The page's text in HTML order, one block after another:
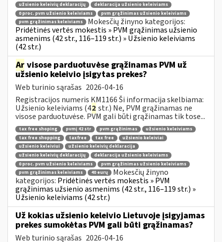
užsienio keleivių deklaracijų
deklaracija užsienio keleiviams
0 proc. pvm užsienio keleiviams
pvm grąžinimas užsienio keleiviams
pvm grąžinimas keleiviams
Mokesčių žinyno kategorijos:
Pridėtinės vertės mokestis » PVM grąžinimas užsienio
asmenims (42 str., 116–119 str.) » Užsienio keleiviams
(42 str.)
Ar visose parduotuvėse grąžinamas PVM už
užsienio keleivio įsigytas prekes?
Web turinio sąrašas 2026-04-16
Registracijos numeris KM1166 Ši informacija skelbiama:
Užsienio keleiviams (42 str.) Ne, PVM grąžinamas ne
visose parduotuvėse. PVM gali būti grąžinamas tik tose...
tax free shoping pvmį 42 str pvm grąžinimas
užsienio keleiviams
tax free shopping
taxfree tax free
užsienio keleiviai
užsienio keleiviui
užsienio keleivių deklaracija
užsienio keleivių deklaracijų
deklaracija užsienio keleiviams
0 proc. pvm užsienio keleiviams
pvm grąžinimas užsienio keleiviams
pvm grąžinimas keleiviams
40 eurų
Mokesčių žinyno
kategorijos: Pridėtinės vertės mokestis » PVM
grąžinimas užsienio asmenims (42 str., 116–119 str.) »
Užsienio keleiviams (42 str.)
Už kokias užsienio keleivio Lietuvoje įsigyjamas
prekes sumokėtas PVM gali būti grąžinamas?
Web turinio sąrašas 2026-04-16